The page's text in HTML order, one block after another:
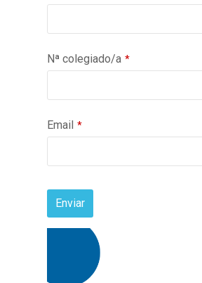
Nª colegiado/a *
Email *
Enviar